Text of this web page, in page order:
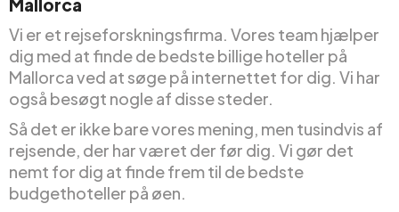
Mallorca
Vi er et rejseforskningsfirma. Vores team hjælper
dig med at finde de bedste billige hoteller på
Mallorca ved at søge på internettet for dig. Vi har
også besøgt nogle af disse steder.
Så det er ikke bare vores mening, men tusindvis af
rejsende, der har været der før dig. Vi gør det
nemt for dig at finde frem til de bedste
budgethoteller på øen.